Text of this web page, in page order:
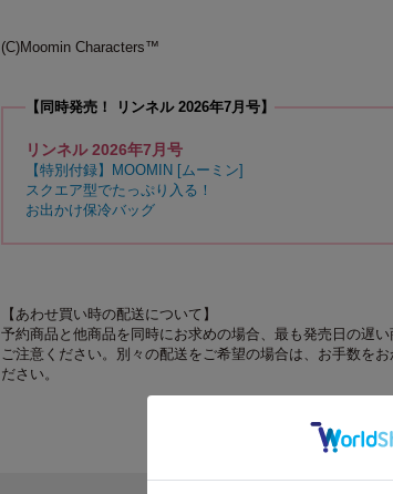
(C)Moomin Characters™
【同時発売！ リンネル 2026年7月号】
リンネル 2026年7月号
【特別付録】MOOMIN [ムーミン]
スクエア型でたっぷり入る！
お出かけ保冷バッグ
【あわせ買い時の配送について】
予約商品と他商品を同時にお求めの場合、最も発売日の遅
ご注意ください。別々の配送をご希望の場合は、お手数を
ださい。